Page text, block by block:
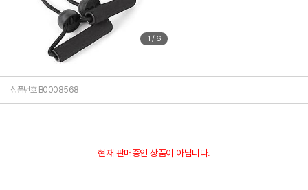
1 / 6
상품번호 B0008568
현재 판매중인 상품이 아닙니다.